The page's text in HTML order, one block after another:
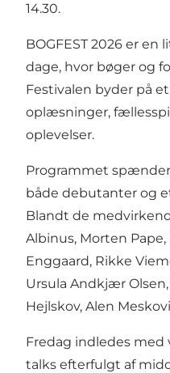
14.30.
BOGFEST 2026 er
dage, hvor bøger og
Festivalen byder på
oplæsninger,
oplevelser.
Programmet
både debutanter og
Blandt de
Albinus, Morten
Enggaard, Rikke
Ursula Andkjær
Hejlskov, Alen
Fredag indledes
talks efterfulgt af